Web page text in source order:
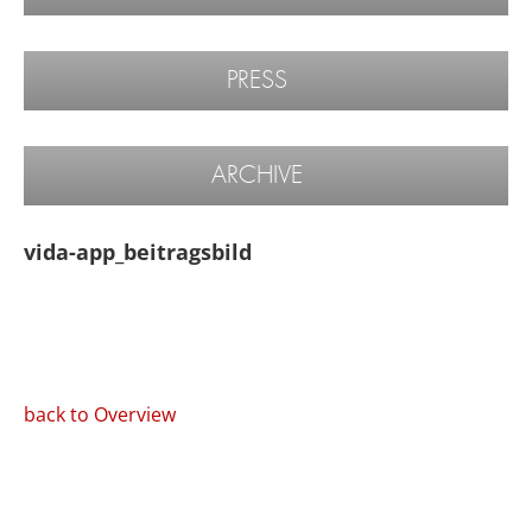
PRESS
ARCHIVE
vida-app_beitragsbild
back to Overview